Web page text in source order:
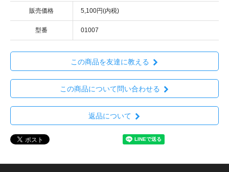
販売価格 5,100円(内税)
型番 01007
この商品を友達に教える
この商品について問い合わせる
返品について